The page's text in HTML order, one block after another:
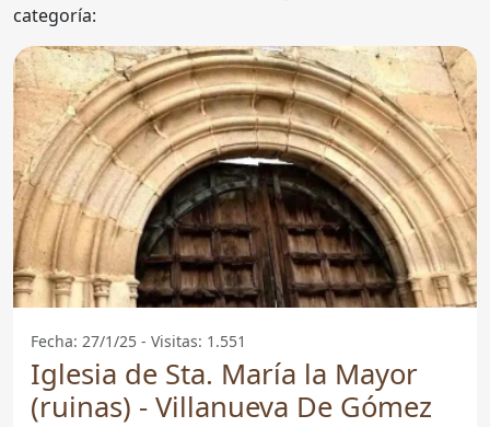
categoría:
Fecha: 27/1/25 - Visitas: 1.551
Iglesia de Sta. María la Mayor
(ruinas) - Villanueva De Gómez